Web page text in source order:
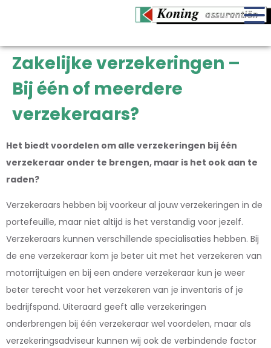
Zakelijke verzekeringen –
Bij één of meerdere
verzekeraars?
Het biedt voordelen om alle verzekeringen bij één
verzekeraar onder te brengen, maar is het ook aan te
raden?
Verzekeraars hebben bij voorkeur al jouw verzekeringen in de
portefeuille, maar niet altijd is het verstandig voor jezelf.
Verzekeraars kunnen verschillende specialisaties hebben. Bij
de ene verzekeraar kom je beter uit met het verzekeren van
motorrijtuigen en bij een andere verzekeraar kun je weer
beter terecht voor het verzekeren van je inventaris of je
bedrijfspand. Uiteraard geeft alle verzekeringen
onderbrengen bij één verzekeraar wel voordelen, maar als
verzekeringsadviseur kunnen wij ook de verbindende factor